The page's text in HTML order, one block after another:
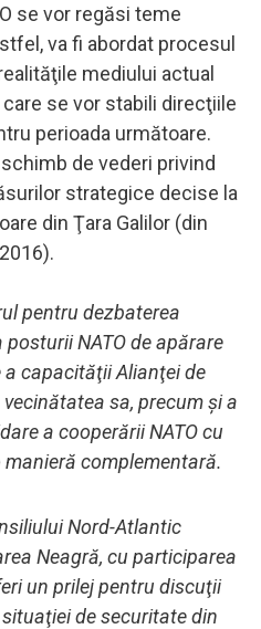
se vor regăsi teme
va fi abordat procesul
mediului actual
se vor stabili direcţiile
perioada următoare.
de vederi privind
strategice decise la
din Ţara Galilor (din
pentru dezbaterea
NATO de apărare
a capacităţii Alianţei de
sa, precum şi a
a cooperării NATO cu
manieră complementară.
Nord-Atlantic
Neagră, cu participarea
un prilej pentru discuţii
de securitate din